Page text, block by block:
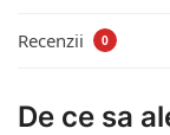
Recenzii 0
De ce sa